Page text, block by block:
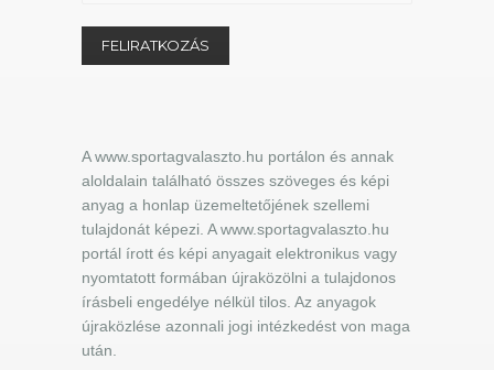
A www.sportagvalaszto.hu portálon és annak
aloldalain található összes szöveges és képi
anyag a honlap üzemeltetőjének szellemi
tulajdonát képezi. A www.sportagvalaszto.hu
portál írott és képi anyagait elektronikus vagy
nyomtatott formában újraközölni a tulajdonos
írásbeli engedélye nélkül tilos. Az anyagok
újraközlése azonnali jogi intézkedést von maga
után.